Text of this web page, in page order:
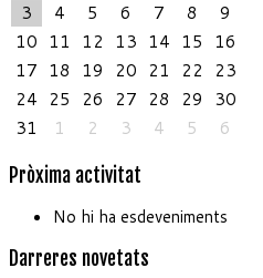
3
4 5 6 7 8
9
10 11 12 13 14 15
16
17 18 19 20 21 22
23
24
25 26 27 28 29
30
31
1 2 3 4 5 6
Pròxima activitat
No hi ha esdeveniments
Darreres novetats